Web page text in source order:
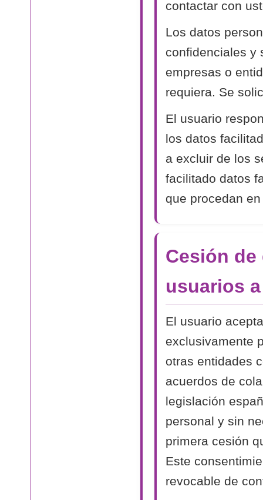
contactar con
Los datos
confidenciales y
empresas o
requiera. Se
El usuario
los datos
a excluir de los
facilitado datos
que procedan
Cesión
usuarios
El usuario
exclusivamente
otras entidades
acuerdos de
legislación
personal y sin
primera cesión
Este
revocable de